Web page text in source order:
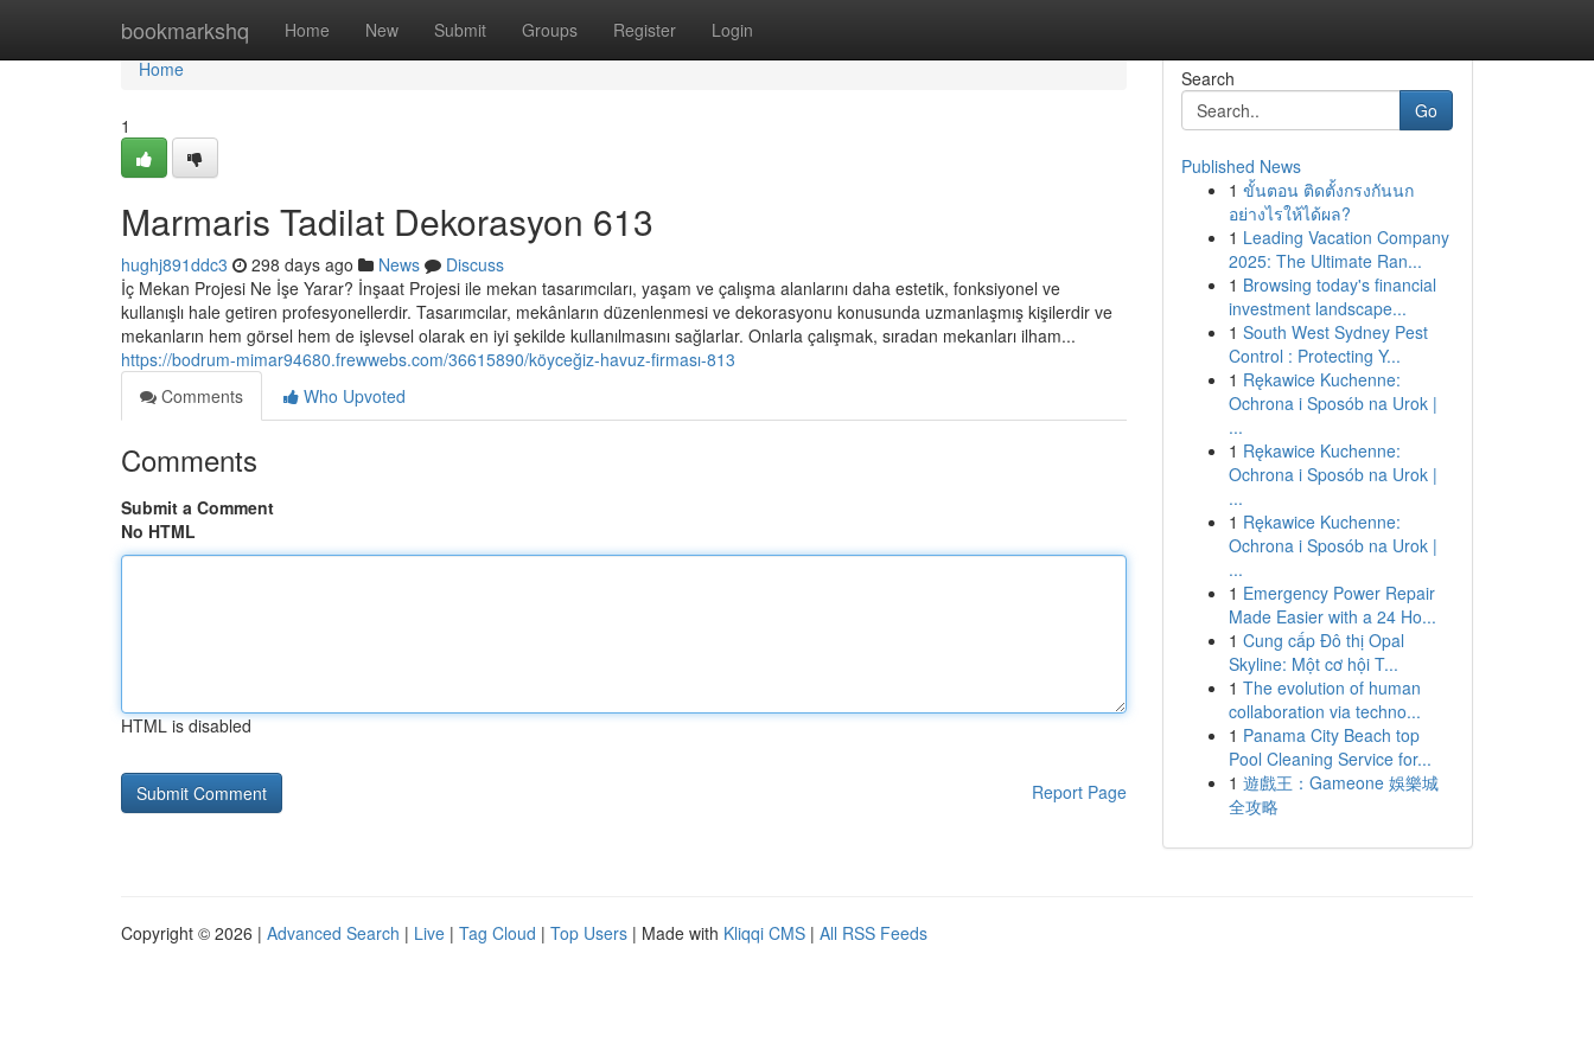
bookmarkshq Home New Submit Groups Register Login
Home
Home
1
Marmaris Tadilat Dekorasyon 613
hughj891ddc3 298 days ago News
Discuss
İç Mekan Projesi Ne İşe Yarar? İnşaat Projesi ile mekan tasarımcıları, yaşam ve çalışma alanlarını daha estetik, fonksiyonel ve
kullanışlı hale getiren profesyonellerdir. Tasarımcılar, mekânların düzenlenmesi ve dekorasyonu konusunda uzmanlaşmış kişilerdir ve
mekanların hem görsel hem de işlevsel olarak en iyi şekilde kullanılmasını sağlarlar. Onlarla çalışmak, sıradan mekanları ilham...
https://bodrum-mimar94680.frewwebs.com/36615890/köyceğiz-havuz-firması-813
Comments
Who Upvoted
Comments
Submit a Comment
No HTML
HTML is disabled
Report Page
Search
Go
Published News
1 ขั้นตอน ติดตั้งกรงกันนก
อย่างไรให้ได้ผล?
1 Leading Vacation Company
2025: The Ultimate Ran...
1 Browsing today's financial
investment landscape...
1 South West Sydney Pest
Control : Protecting Y...
1 Rękawice Kuchenne:
Ochrona i Sposób na Urok |
...
1 Rękawice Kuchenne:
Ochrona i Sposób na Urok |
...
1 Rękawice Kuchenne:
Ochrona i Sposób na Urok |
...
1 Emergency Power Repair
Made Easier with a 24 Ho...
1 Cung cấp Đô thị Opal
Skyline: Một cơ hội T...
1 The evolution of human
collaboration via techno...
1 Panama City Beach top
Pool Cleaning Service for...
1 遊戲王：Gameone 娛樂城
全攻略
Copyright © 2026 | Advanced Search | Live | Tag Cloud | Top Users | Made with Kliqqi CMS | All RSS Feeds